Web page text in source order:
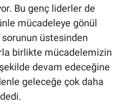
Bu genç liderler de
mücadeleye gönül
üstesinden
birlikte mücadelemizin
devam edeceğine
geleceğe çok daha